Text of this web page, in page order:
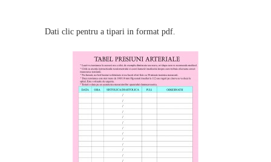
Dati clic pentru a tipari in format pdf.